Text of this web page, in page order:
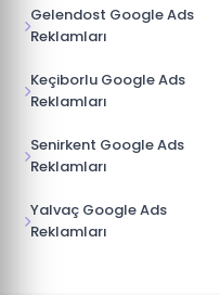
Gelendost Google Ads
Reklamları
Keçiborlu Google Ads
Reklamları
Senirkent Google Ads
Reklamları
Yalvaç Google Ads
Reklamları